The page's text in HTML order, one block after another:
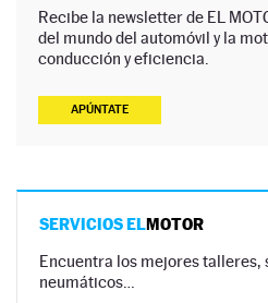
Recibe la newsletter de EL
del mundo del automóvil y la
conducción y eficiencia.
APÚNTATE
SERVICIOS ELMOTOR
Encuentra los mejores talleres,
neumáticos…